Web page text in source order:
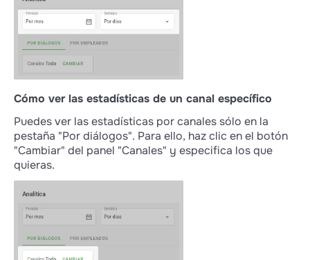
Cómo ver las estadísticas de un canal específico
Puedes ver las estadísticas por canales sólo en la
pestaña "Por diálogos". Para ello, haz clic en el botón
"Cambiar" del panel "Canales" y especifica los que
quieras.